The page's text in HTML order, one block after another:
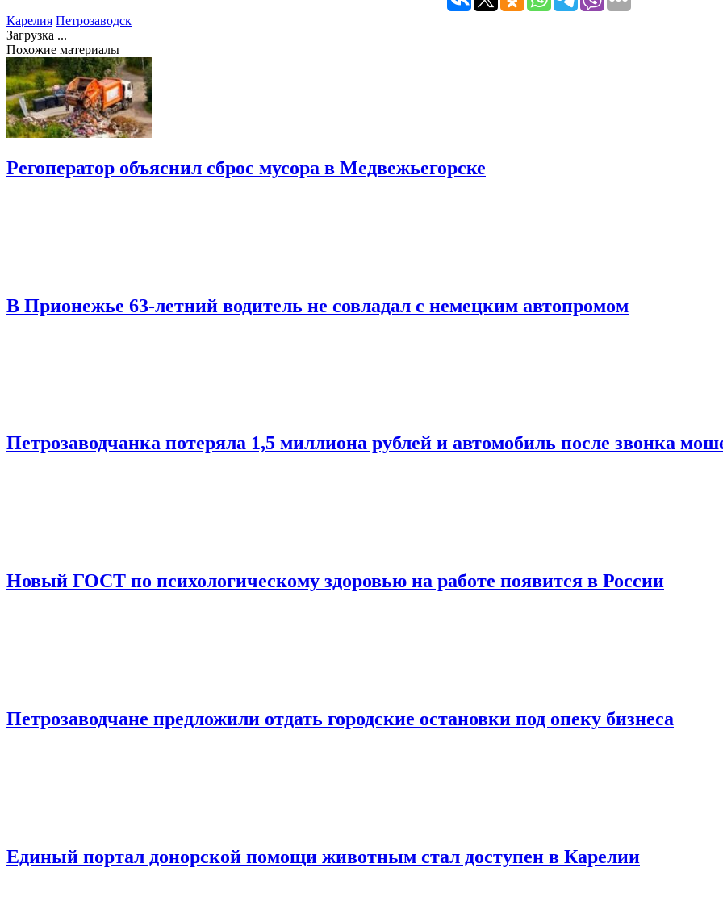
Карелия Петрозаводск
Загрузка ...
Похожие материалы
Регоператор объяснил сброс мусора в Медвежьегорске
В Прионежье 63-летний водитель не совладал с немецким автопромом
Петрозаводчанка потеряла 1,5 миллиона рублей и автомобиль после звонка
Новый ГОСТ по психологическому здоровью на работе появится в России
Петрозаводчане предложили отдать городские остановки под опеку бизнеса
Единый портал донорской помощи животным стал доступен в Карелии